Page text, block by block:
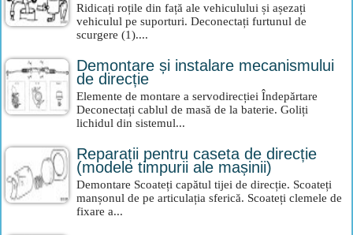
Ridicați roțile din față ale vehiculului și așezați
vehiculul pe suporturi. Deconectați furtunul de
scurgere (1)....
Demontare și instalare mecanismului
de direcție
Elemente de montare a servodirecției Îndepărtare
Deconectați cablul de masă de la baterie. Goliți
lichidul din sistemul...
Reparații pentru caseta de direcție
(modele timpurii ale mașinii)
Demontare Scoateți capătul tijei de direcție. Scoateți
manșonul de pe articulația sferică. Scoateți clemele de
fixare a...